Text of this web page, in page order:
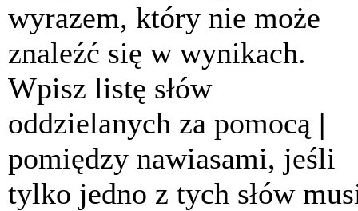
wyrazem, który nie może
znaleźć się w wynikach.
Wpisz listę słów
oddzielanych za pomocą |
pomiędzy nawiasami, jeśli
tylko jedno z tych słów